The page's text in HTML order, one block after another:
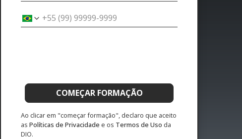
COMEÇAR FORMAÇÃO
Ao clicar em "começar formação", declaro que aceito
as Políticas de Privacidade e os Termos de Uso da
DIO.